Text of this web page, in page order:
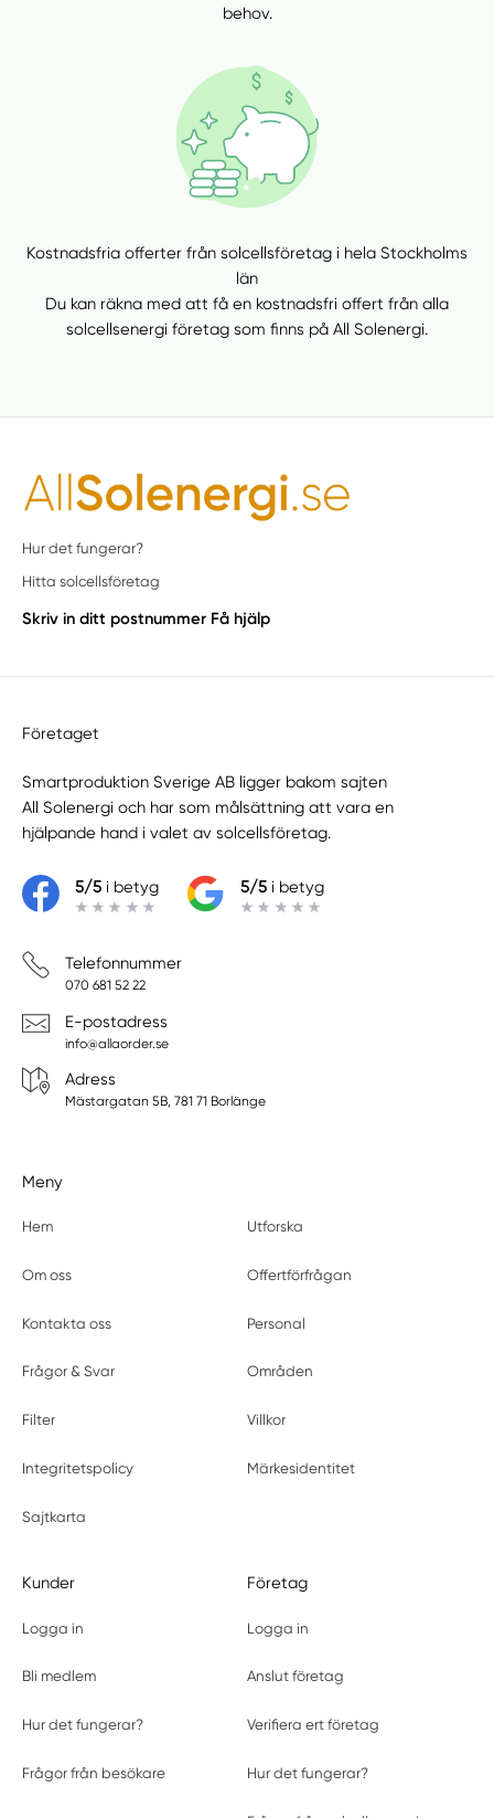
behov.
Kostnadsfria offerter från solcellsföretag i hela Stockholms
län
Du kan räkna med att få en kostnadsfri offert från alla
solcellsenergi företag som finns på All Solenergi.
Hur det fungerar?
Hitta solcellsföretag
Skriv in ditt postnummer Få hjälp
Företaget
Smartproduktion Sverige AB ligger bakom sajten
All Solenergi och har som målsättning att vara en
hjälpande hand i valet av solcellsföretag.
5/5i betyg 5/5i betyg
Telefonnummer
070 681 52 22
E-postadress
info@allaorder.se
Adress
Mästargatan 5B, 781 71 Borlänge
Meny
Hem Utforska
Om oss Offertförfrågan
Kontakta oss Personal
Frågor & Svar Områden
Filter Villkor
Integritetspolicy Märkesidentitet
Sajtkarta
Kunder
Logga in
Bli medlem
Hur det fungerar?
Frågor från besökare
Företag
Logga in
Anslut företag
Verifiera ert företag
Hur det fungerar?